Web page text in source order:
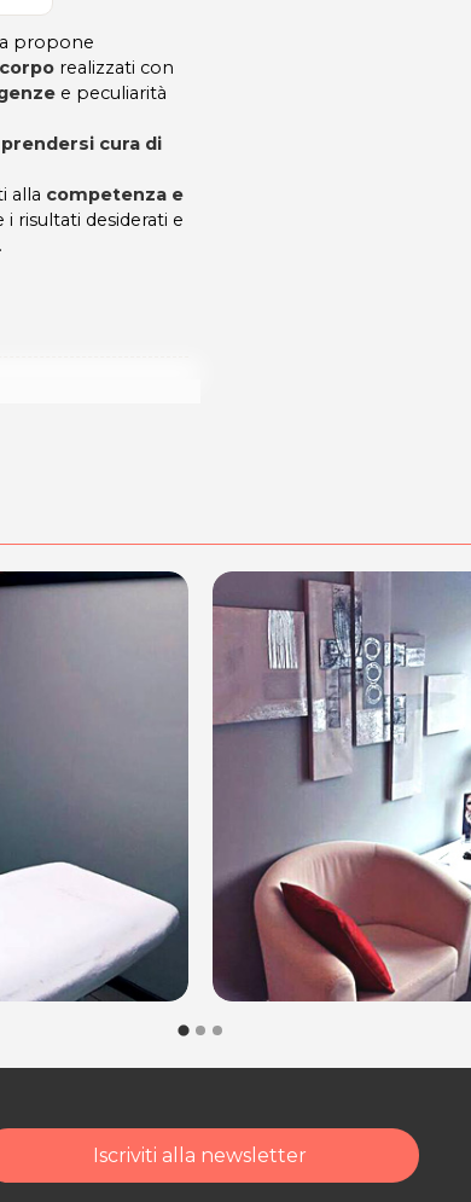
propone
realizzati con
e peculiarità
prendersi cura di
alla competenza e
risultati desiderati e
.
Iscriviti alla newsletter